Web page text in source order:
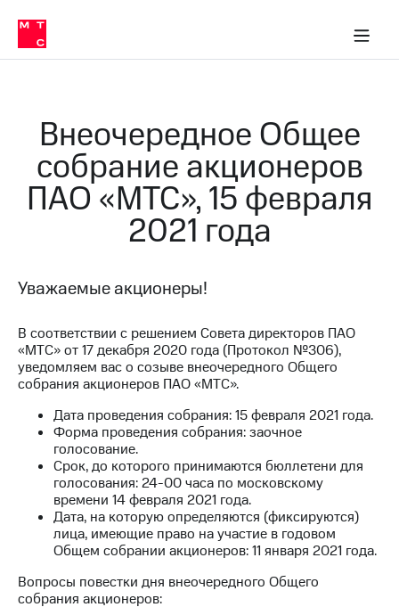
Медиа-центр
и акционерам
Устойчивое развитие
Комплаенс и деловая этика
компании
в МТС
История
компании
Руководство
информация
Контакты
Медиа-центр
Пресс-
релизы
МТС
о технологиях
Достижения
Интервью
Финансовая
отчетность
Контакты
Пресс-
релизы
МТС
о технологиях
Внеочередное Общее
собрание акционеров
ПАО «МТС», 15 февраля
2021 года
Уважаемые акционеры!
В соответствии с решением Совета директоров ПАО
«МТС» от 17 декабря 2020 года (Протокол №306),
уведомляем вас о созыве внеочередного Общего
собрания акционеров ПАО «МТС».
Дата проведения собрания: 15 февраля 2021 года.
Форма проведения собрания: заочное
голосование.
Срок, до которого принимаются бюллетени для
голосования: 24-00 часа по московскому
времени 14 февраля 2021 года.
Дата, на которую определяются (фиксируются)
лица, имеющие право на участие в годовом
Общем собрании акционеров: 11 января 2021 года.
Вопросы повестки дня внеочередного Общего
собрания акционеров: